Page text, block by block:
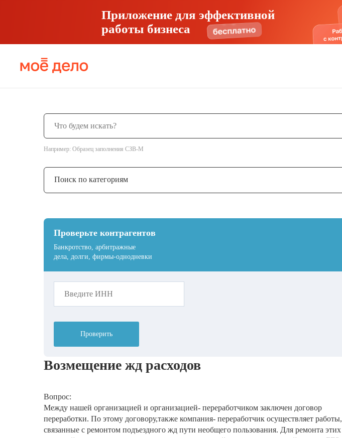
Приложение для эффективной
работы бизнеса
Например: Образец заполнения СЗВ-М
Поиск по категориям
Проверьте контрагентов
Банкротство, арбитражные
дела, долги, фирмы-однодневки
Проверить
Возмещение жд расходов
Вопрос:
Между нашей организацией и организацией- переработчиком заключен договор
переработки. По этому договору,также компания- переработчик осуществляет работы,
связанные с ремонтом подъездного жд пути необщего пользования. Для ремонта этих